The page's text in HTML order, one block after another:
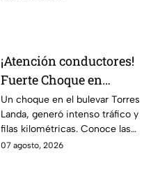
agosto en 9 sitios
¡Atención conductores!
Fuerte Choque en
Torres Landa provoca
filas kilométricas a esta
altura
Un choque en el bulevar Torres
Landa, generó intenso tráfico y
filas kilométricas. Conoce las
vías alternas.
07 agosto, 2026